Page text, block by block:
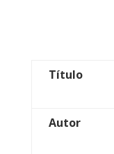
Título
Autor